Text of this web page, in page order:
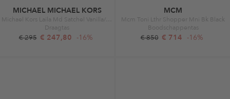
MICHAEL MICHAEL KORS
Draagtas
€ 295 € 247,80 -16%
MCM
Mcm Toni Lthr Shopper Mni Bk Black
Boodschappentas
€ 850 € 714 -16%